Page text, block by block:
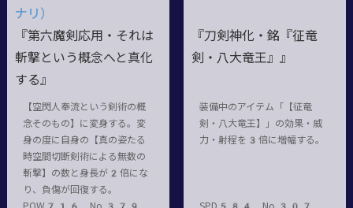
ナリ）
『第六魔剣応用・それは
斬撃という概念へと真化
する』
【空閃人奉流という剣術の概
念そのもの】に変身する。変
身の度に自身の【真の姿たる
時空間切断剣術による無数の
斬撃】の数と身長が2倍にな
り、負傷が回復する。
『刀剣神化・銘『征竜
剣・八大竜王』』
装備中のアイテム「【征竜
剣・八大竜王】」の効果・威
力・射程を3倍に増幅する。